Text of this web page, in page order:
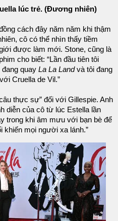
lúc trẻ. (Đương nhiên)
cách đây năm năm khi thậm
cô có thể nhìn thấy tiềm
được làm mới. Stone, cũng là
cho biết: “Lần đầu tiên tôi
quay La La Landvà tôi đang
Cruella de Vil.”
thực sự” đối với Gillespie. Anh
diễn của cô từ lúc Estella lần
trong khi âm mưu với bạn bè để
khiến mọi người xa lánh.”